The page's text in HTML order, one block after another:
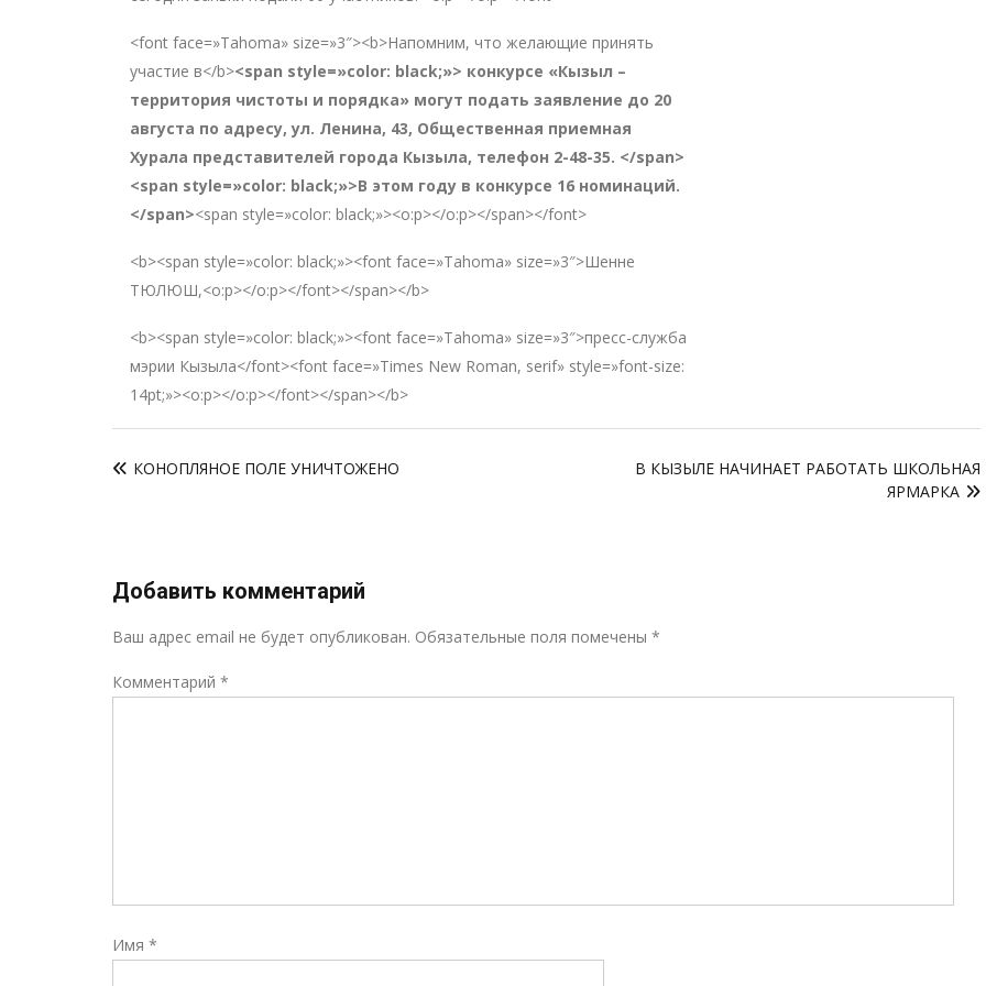
<font face=»Tahoma» size=»3″><b>Напомним, что желающие принять
участие в</b><span style=»color: black;»> конкурсе «Кызыл –
территория чистоты и порядка» могут подать заявление до 20
августа по адресу, ул. Ленина, 43, Общественная приемная
Хурала представителей города Кызыла, телефон 2-48-35. </span>
<span style=»color: black;»>В этом году в конкурсе 16 номинаций.
</span><span style=»color: black;»><o:p></o:p></span></font>
<b><span style=»color: black;»><font face=»Tahoma» size=»3″>Шенне
ТЮЛЮШ,<o:p></o:p></font></span></b>
<b><span style=»color: black;»><font face=»Tahoma» size=»3″>пресс-служба
мэрии Кызыла</font><font face=»Times New Roman, serif» style=»font-size:
14pt;»><o:p></o:p></font></span></b>
поКОНОПЛЯНОЕ ПОЛЕ УНИЧТОЖЕНО
В КЫЗЫЛЕ НАЧИНАЕТ РАБОТАТЬ ШКОЛЬНАЯ
ЯРМАРКА
Добавить комментарий
Ваш адрес email не будет опубликован. Обязательные поля помечены *
Комментарий *
Имя *